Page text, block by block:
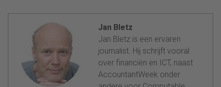
Jan Bletz
Jan Bletz is een ervaren
journalist. Hij schrijft vooral
over financiën en ICT, naast
AccountantWeek onder